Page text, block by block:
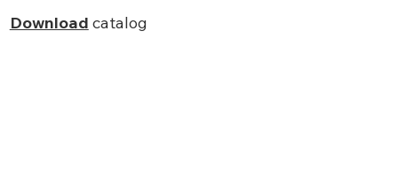
Download catalog